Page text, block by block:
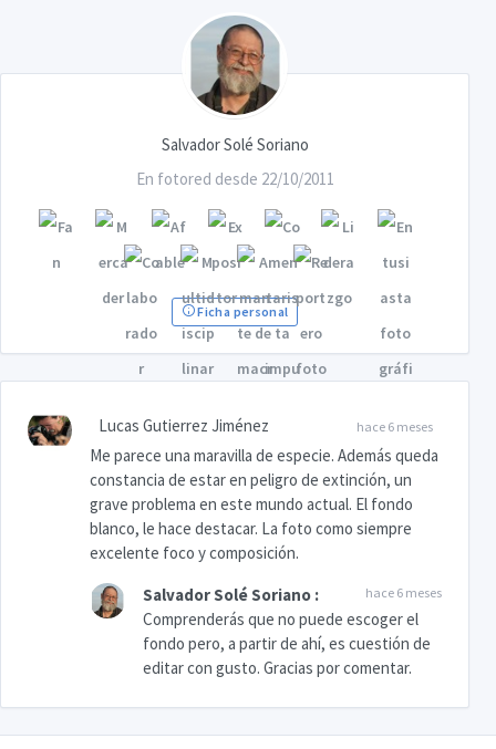
Salvador Solé Soriano
En fotored desde 22/10/2011
Ficha personal
hace 6 meses
Lucas Gutierrez Jiménez
Me parece una maravilla de especie. Además queda
constancia de estar en peligro de extinción, un
grave problema en este mundo actual. El fondo
blanco, le hace destacar. La foto como siempre
excelente foco y composición.
Salvador Solé Soriano : hace 6 meses
Comprenderás que no puede escoger el
fondo pero, a partir de ahí, es cuestión de
editar con gusto. Gracias por comentar.